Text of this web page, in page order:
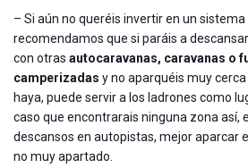
– Si aún no queréis invertir en un
recomendamos que si paráis a
con otras autocaravanas, caravanas o
camperizadas y no aparquéis muy
haya, puede servir a los ladrones como
caso que encontrarais ninguna zona así,
descansos en autopistas, mejor aparcar
no muy apartado.